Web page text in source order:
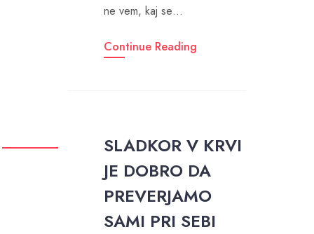
ne vem, kaj se…
Continue Reading
SLADKOR V KRVI
JE DOBRO DA
PREVERJAMO
SAMI PRI SEBI